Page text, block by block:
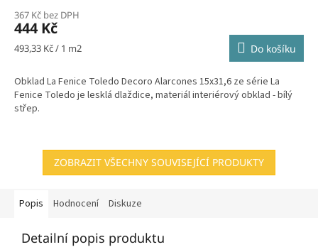
367 Kč bez DPH
444 Kč
Měrná
493,33 Kč / 1 m2 Do košíku
Obklad La Fenice Toledo Decoro Alarcones 15x31,6 ze série La
Fenice Toledo je lesklá dlaždice, materiál interiérový obklad - bílý
střep.
ZOBRAZIT VŠECHNY SOUVISEJÍCÍ PRODUKTY
Popis Hodnocení Diskuze
Detailní popis produktu